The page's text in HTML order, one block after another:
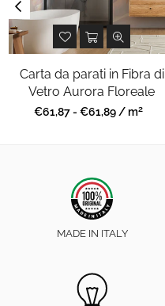
Carta da parati in Fibra di
Vetro Aurora Floreale
Prezzo
€61,87 - €61,89 / m2
MADE IN ITALY